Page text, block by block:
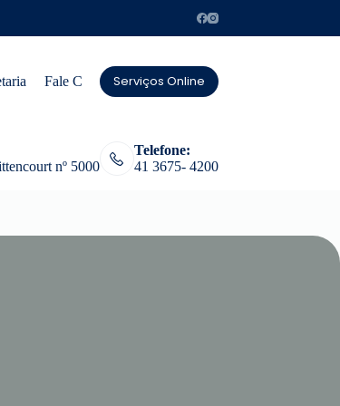
Fale ConoscoServiços Online
nº 5000
Telefone:
41 3675- 4200